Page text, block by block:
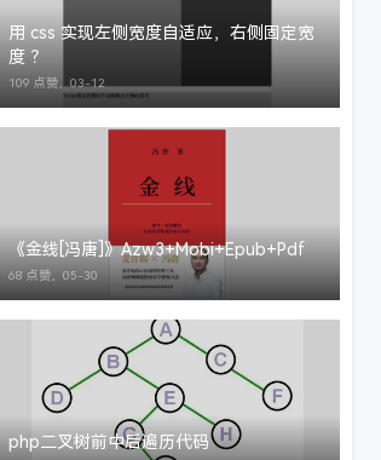
用 css 实现左侧宽度自适应，右侧固定宽
度 ？
109 点赞， 03-12
《金线[冯唐]》Azw3+Mobi+Epub+Pdf
68 点赞， 05-30
php二叉树前中后遍历代码